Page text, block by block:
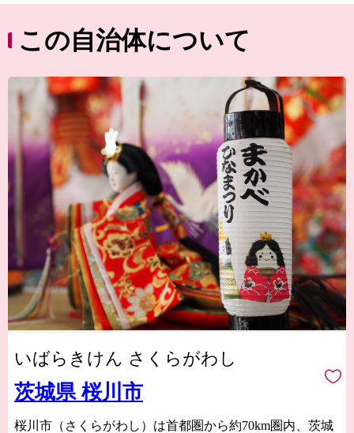
この自治体について
いばらきけん さくらがわし
茨城県 桜川市
桜川市（さくらがわし）は首都圏から約70km圏内、茨城